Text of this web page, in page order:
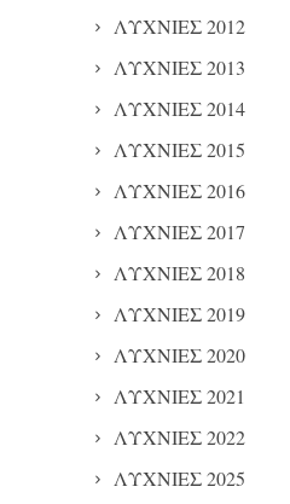
ΛΥΧΝΙΕΣ 2012
ΛΥΧΝΙΕΣ 2013
ΛΥΧΝΙΕΣ 2014
ΛΥΧΝΙΕΣ 2015
ΛΥΧΝΙΕΣ 2016
ΛΥΧΝΙΕΣ 2017
ΛΥΧΝΙΕΣ 2018
ΛΥΧΝΙΕΣ 2019
ΛΥΧΝΙΕΣ 2020
ΛΥΧΝΙΕΣ 2021
ΛΥΧΝΙΕΣ 2022
ΛΥΧΝΙΕΣ 2025